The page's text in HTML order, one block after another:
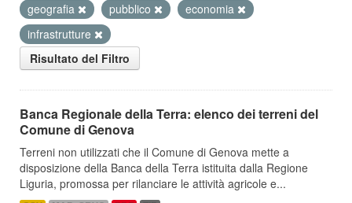
geografia
pubblico
economia
infrastrutture
Risultato del Filtro
Banca Regionale della Terra: elenco dei terreni del
Comune di Genova
Terreni non utilizzati che il Comune di Genova mette a
disposizione della Banca della Terra istituita dalla Regione
Liguria, promossa per rilanciare le attività agricole e...